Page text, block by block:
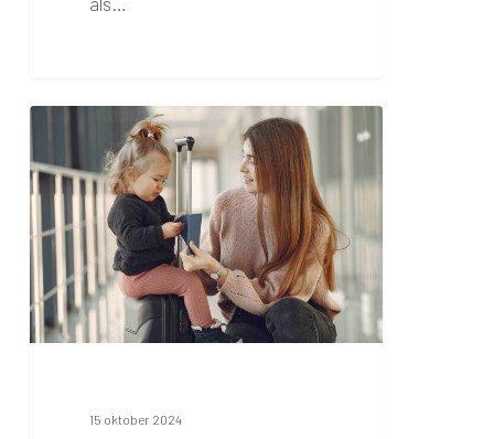
Toestemmingsverklaring
met
minderjarig
kind
15 oktober 2024